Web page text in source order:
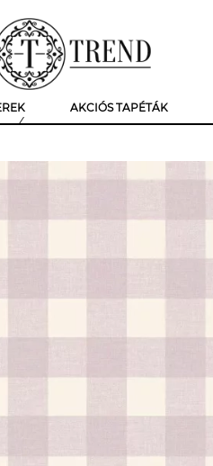
AKCIÓS TAPÉTÁK